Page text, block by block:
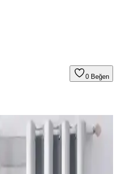
0 Beğen
ve Asma Teknikleri:
Pelmet kullanımı ve uygun